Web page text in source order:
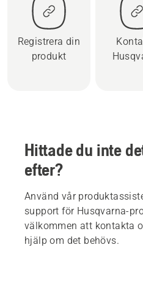
Registrera din
produkt
Hittade du inte
efter?
Använd vår
support för Husqvarna-
välkommen att kontakta
hjälp om det behövs.